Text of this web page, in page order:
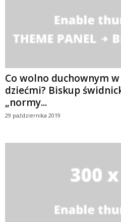
Co wolno duchownym
dziećmi? Biskup
„normy...
29 października 2019